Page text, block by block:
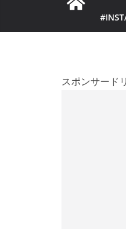
スポンサード